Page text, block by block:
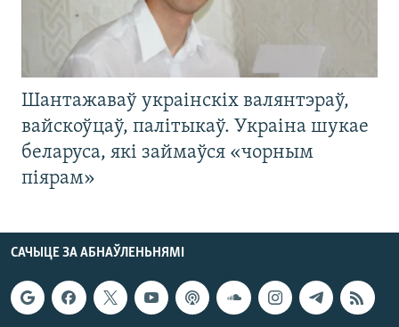
Шантажаваў украінскіх валянтэраў,
вайскоўцаў, палітыкаў. Украіна шукае
беларуса, які займаўся «чорным
піярам»
САЧЫЦЕ ЗА АБНАЎЛЕНЬНЯМІ